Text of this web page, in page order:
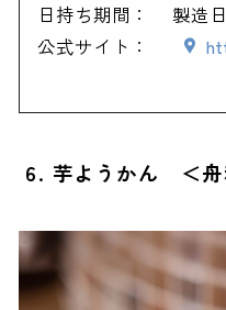
日持ち期間：
製造
公式サイト：
6. 芋ようかん ＜舟